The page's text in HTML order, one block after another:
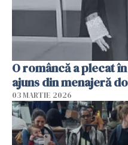
O româncă a plecat
ajuns din menajeră
03 MARTIE 2026